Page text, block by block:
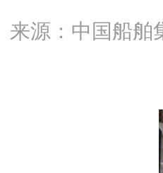
来源：中国